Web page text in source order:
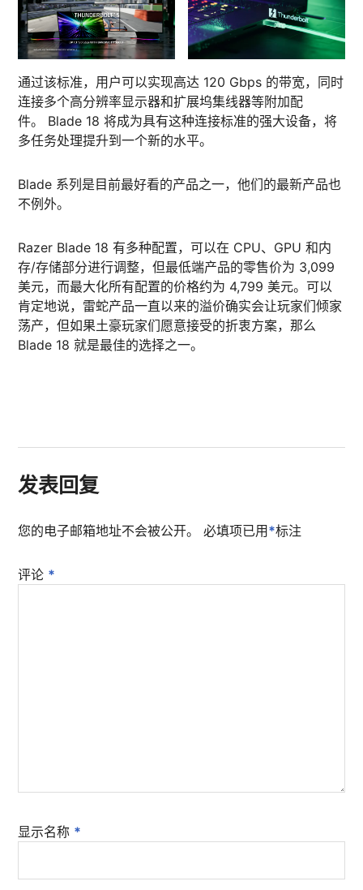
通过该标准，用户可以实现高达 120 Gbps 的带宽，同时
连接多个高分辨率显示器和扩展坞集线器等附加配
件。 Blade 18 将成为具有这种连接标准的强大设备，将
多任务处理提升到一个新的水平。
Blade 系列是目前最好看的产品之一，他们的最新产品也
不例外。
Razer Blade 18 有多种配置，可以在 CPU、GPU 和内
存/存储部分进行调整，但最低端产品的零售价为 3,099
美元，而最大化所有配置的价格约为 4,799 美元。可以
肯定地说，雷蛇产品一直以来的溢价确实会让玩家们倾家
荡产，但如果土豪玩家们愿意接受的折衷方案，那么
Blade 18 就是最佳的选择之一。
发表回复
您的电子邮箱地址不会被公开。 必填项已用*标注
评论 *
显示名称 *